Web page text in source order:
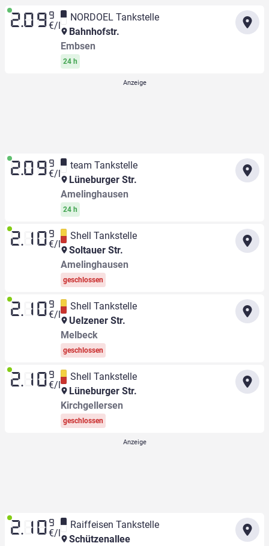
2.09 9
€/l
NORDOEL Tankstelle
Bahnhofstr.
Embsen
24 h
2.09 9
€/l
team Tankstelle
Lüneburger Str.
Amelinghausen
24 h
2.10 9
€/l
Shell Tankstelle
Soltauer Str.
Amelinghausen
geschlossen
2.10 9
€/l
Shell Tankstelle
Uelzener Str.
Melbeck
geschlossen
2.10 9
€/l
Shell Tankstelle
Lüneburger Str.
Kirchgellersen
geschlossen
2.10 9
€/l
Raiffeisen Tankstelle
Schützenallee